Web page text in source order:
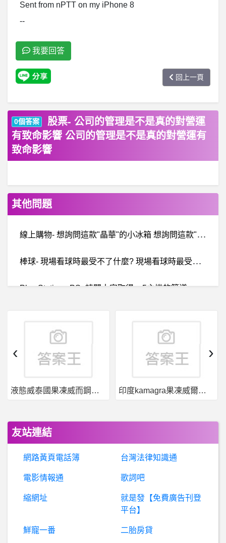
Sent from nPTT on my iPhone 8
--
我要回答
回上一頁
0個答案
股票- 公司的管理是不是真的對營運
有致命影響 公司的管理是不是真的對營運有
致命影響
其他問題
線
上購物- 想詢問這款"晶華"的小冰箱 想詢問這款"晶華"的小冰箱 已刪文
棒
球- 現場看球時最受不了什麼? 現場看球時最受不了什麼?
P
lay Station - PS- 請問大家取得ps5主機的管道 請問大家取得ps5主機的管道 已刪文
嘻
哈音樂- 看完第四季後，你很生氣制度不公嗎？ 看完第四季後，你很生氣制度不公嗎？
股票- 心態&書單請益 心態&書單請益
銀行服務- 台新Rechart利率 台新Rechart利率
希
洽- 蘇菲2跟法環要選哪個= = 蘇菲2跟法環要選哪個= =
B
aseballXXXX- 為何菊池雄星可以簽3年約？ 為何菊池雄星可以簽3年約？
房
屋交易- 驗屋條款 & 驗屋公司 驗屋條款 & 驗屋公司
暗
黑破壞神 - D3,D2,D1-D2R 槍兵小弟的過度裝 D2R 槍兵小弟的過度裝
BaseballXXXX- ★哥 ★哥
液態威泰國果凍威而鋼哪裡買 印度kamagra果凍威爾剛用於治療男性勃起功能障礙
‹ ›
友站連結
網路黃頁電話簿 台灣法律知識通
電影情報通 歌詞吧
縮網址
就是發【免費廣告刊登
平台】
鮮寵一番 二胎房貸